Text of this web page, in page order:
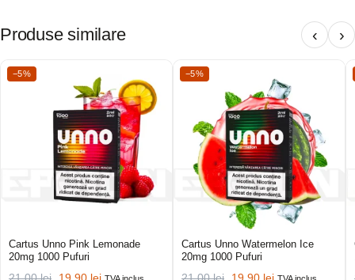
Produse similare ‹ ›
−5%
Cartus Unno Pink Lemonade
20mg 1000 Pufuri
21,00lei 19,90 lei
−5%
Cartus Unno Watermelon Ice
20mg 1000 Pufuri
21,00lei 19,90 lei